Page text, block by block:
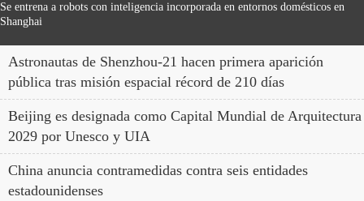
domésticos en Turistas se divierten en un lago salado en Ordos,
Astronautas de Shenzhou-21 hacen primera aparición
pública tras misión espacial récord de 210 días
Beijing es designada como Capital Mundial de Arquitectura
2029 por Unesco y UIA
China anuncia contramedidas contra seis entidades
estadounidenses